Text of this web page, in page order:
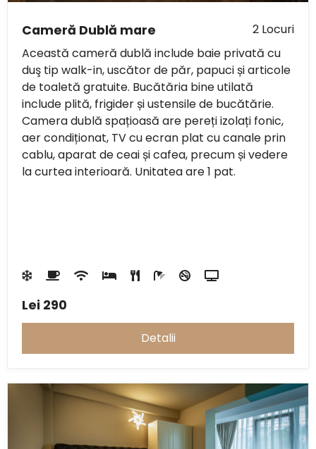
Cameră Dublă mare
2 Locuri
Această cameră dublă include baie privată cu
duş tip walk-in, uscător de păr, papuci și articole
de toaletă gratuite. Bucătăria bine utilată
include plită, frigider și ustensile de bucătărie.
Camera dublă spațioasă are pereți izolați fonic,
aer condiționat, TV cu ecran plat cu canale prin
cablu, aparat de ceai și cafea, precum și vedere
la curtea interioară. Unitatea are 1 pat.
Lei 290
Detalii